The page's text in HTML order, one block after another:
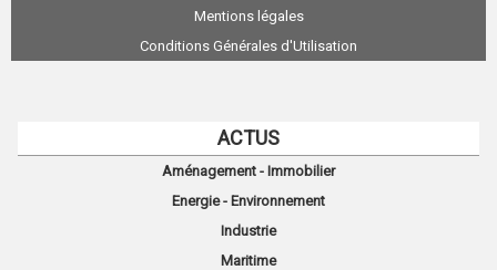
Mentions légales
Conditions Générales d'Utilisation
ACTUS
Aménagement - Immobilier
Energie - Environnement
Industrie
Maritime